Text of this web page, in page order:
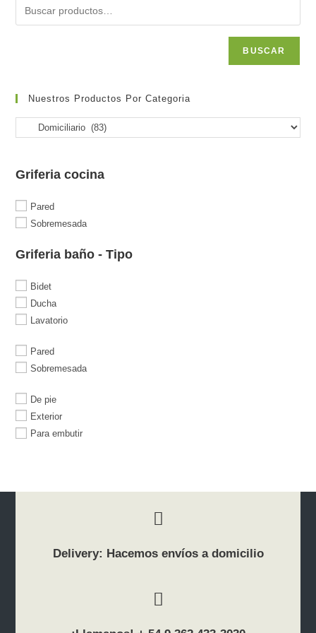
BUSCAR
Nuestros Productos Por Categoria
Griferia cocina
Pared
Sobremesada
Griferia baño - Tipo
Bidet
Ducha
Lavatorio
Pared
Sobremesada
De pie
Exterior
Para embutir
Delivery: Hacemos envíos a domicilio